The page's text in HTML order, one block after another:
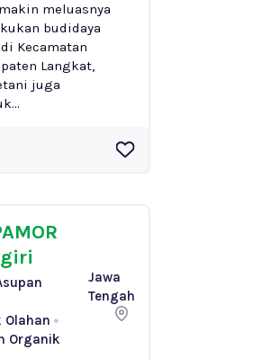
meluasnya
budidaya
Kecamatan
Langkat,
juga
Olahan
Organik
Jawa
Tengah